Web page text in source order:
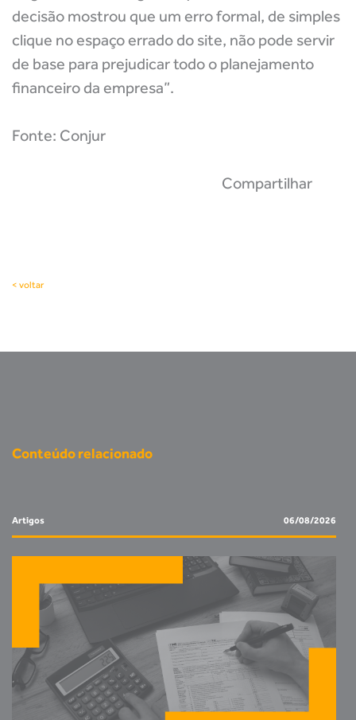
decisão mostrou que um erro formal, de simples
clique no espaço errado do site, não pode servir
de base para prejudicar todo o planejamento
financeiro da empresa”.
Fonte: Conjur
Compartilhar
< voltar
Conteúdo relacionado
Artigos 06/08/2026